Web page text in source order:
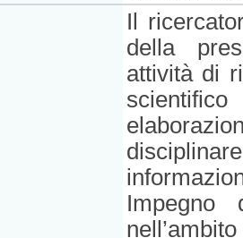
Il
della
attività di
Impegno